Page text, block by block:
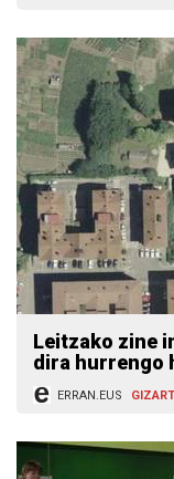
Leitzako zine
dira hurrengo
ERRAN.EUS